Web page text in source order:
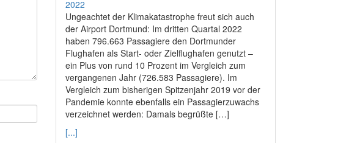
Ungeachtet der Klimakatastrophe freut sich auch
der Airport Dortmund: Im dritten Quartal 2022
haben 796.663 Passagiere den Dortmunder
Flughafen als Start- oder Zielflughafen genutzt –
ein Plus von rund 10 Prozent im Vergleich zum
vergangenen Jahr (726.583 Passagiere). Im
Vergleich zum bisherigen Spitzenjahr 2019 vor der
Pandemie konnte ebenfalls ein Passagierzuwachs
verzeichnet werden: Damals begrüßte […]
[...]